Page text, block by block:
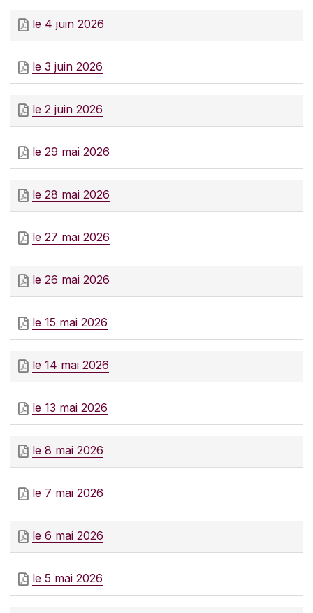
le 4 juin 2026
le 3 juin 2026
le 2 juin 2026
le 29 mai 2026
le 28 mai 2026
le 27 mai 2026
le 26 mai 2026
le 15 mai 2026
le 14 mai 2026
le 13 mai 2026
le 8 mai 2026
le 7 mai 2026
le 6 mai 2026
le 5 mai 2026